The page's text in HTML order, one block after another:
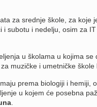
za srednje škole, za
i subotu i nedelju, osim za
u školama u kojima
, za muzičke i umetničke
prema biologiji i hemiji,
u kojem će posebna
.